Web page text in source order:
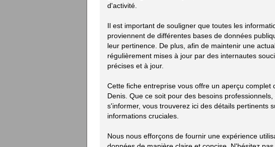
d'activité.
Il est important de souligner que toutes les
proviennent de différentes bases de données
leur pertinence. De plus, afin de maintenir une
régulièrement mises à jour par des internautes
précises et à jour.
Cette fiche entreprise vous offre un aperçu complet
Denis. Que ce soit pour des besoins
s'informer, vous trouverez ici des détails pertinents
informations cruciales.
Nous nous efforçons de fournir une expérience